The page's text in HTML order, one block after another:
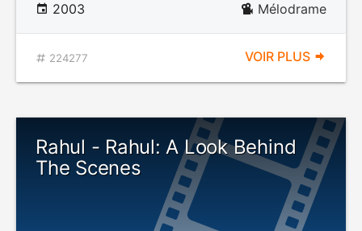
2003 Mélodrame
224277 VOIR PLUS
Rahul - Rahul: A Look Behind
The Scenes